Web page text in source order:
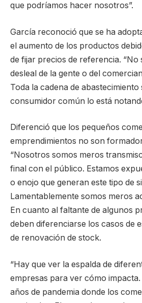
que podríamos hacer nosotros”.
García reconoció que se ha
el aumento de los productos
de fijar precios de referencia. “No
desleal de la gente o del
Toda la cadena de
consumidor común lo está
Diferenció que los pequeños
emprendimientos no son
“Nosotros somos meros
final con el público. Estamos
o enojo que generan este tipo de
Lamentablemente somos meros
En cuanto al faltante de algunos
deben diferenciarse los casos de
de renovación de stock.
“Hay que ver la espalda de
empresas para ver cómo impacta.
años de pandemia donde los